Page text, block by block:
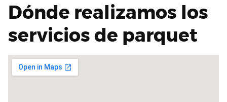
Dónde realizamos los
servicios de parquet